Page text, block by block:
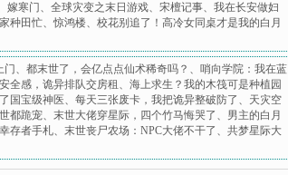
嫁寒门、 全球灾变之末日游戏、 宋檀记事、 我在长安做妇
种田忙、惊鸿楼、 校花别追了！高冷女同桌才是我的白月
门、 都末世了，会亿点点仙术稀奇吗？ 、 哨向学院：我在蓝
全感，诡异排队交房租 、 海上求生？我的木筏可是种植园
国宝级神医、 每天三张废卡，我把诡异整破防了 、 天灾空
都跪宠、 末世大佬穿星际，四个竹马悔哭了 、 男主的白月
存者手札、 末世丧尸农场：NPC大佬不干了 、 共梦星际大